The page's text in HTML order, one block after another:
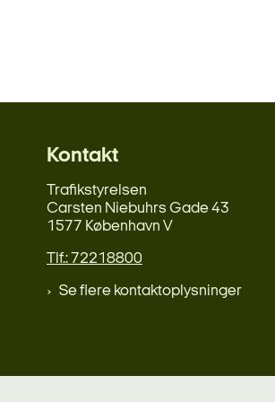
Kontakt
Trafikstyrelsen
Carsten Niebuhrs Gade 43
1577 København V
Tlf.: 72218800
Se flere kontaktoplysninger